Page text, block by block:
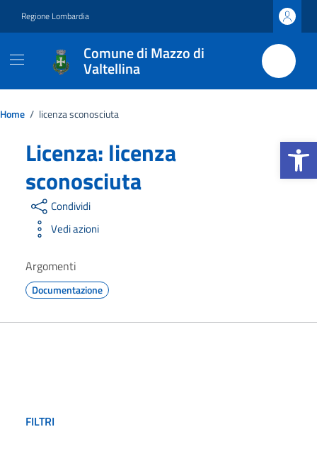
Apri la
Regione Lombardia
Comune di Mazzo di
Valtellina
Home / licenza sconosciuta
Licenza: licenza
sconosciuta
Condividi
Vedi azioni
Argomenti
Documentazione
FILTRI